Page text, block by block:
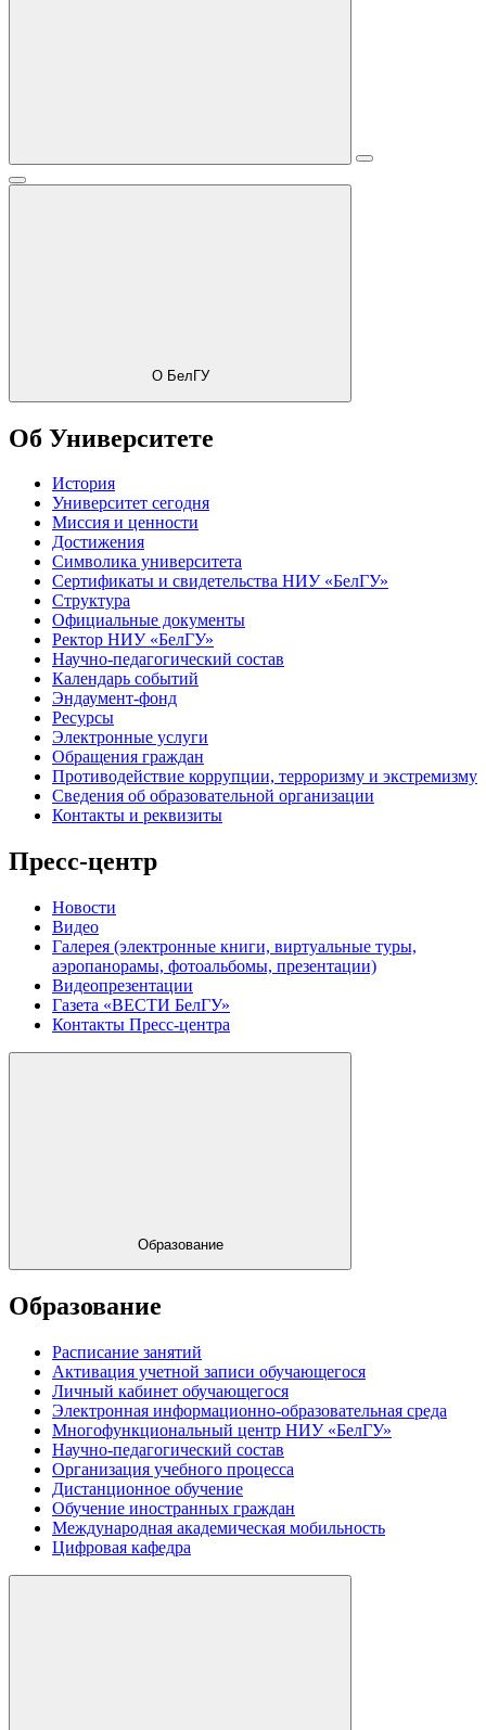
О БелГУ
Об Университете
История
Университет сегодня
Миссия и ценности
Достижения
Символика университета
Сертификаты и свидетельства НИУ «БелГУ»
Структура
Официальные документы
Ректор НИУ «БелГУ»
Научно-педагогический состав
Календарь событий
Эндаумент-фонд
Ресурсы
Электронные услуги
Обращения граждан
Противодействие коррупции, терроризму и экстремизму
Сведения об образовательной организации
Контакты и реквизиты
Пресс-центр
Новости
Видео
Галерея (электронные книги, виртуальные туры,
аэропанорамы, фотоальбомы, презентации)
Видеопрезентации
Газета «ВЕСТИ БелГУ»
Контакты Пресс-центра
Образование
Образование
Расписание занятий
Активация учетной записи обучающегося
Личный кабинет обучающегося
Электронная информационно-образовательная среда
Многофункциональный центр НИУ «БелГУ»
Научно-педагогический состав
Организация учебного процесса
Дистанционное обучение
Обучение иностранных граждан
Международная академическая мобильность
Цифровая кафедра